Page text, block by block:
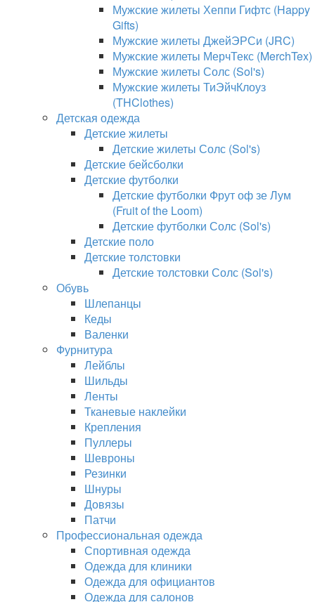
Мужские жилеты Хеппи Гифтс (Happy
Gifts)
Мужские жилеты ДжейЭРСи (JRC)
Мужские жилеты МерчТекс (MerchTex)
Мужские жилеты Солс (Sol's)
Мужские жилеты ТиЭйчКлоуз
(THClothes)
Детская одежда
Детские жилеты
Детские жилеты Солс (Sol's)
Детские бейсболки
Детские футболки
Детские футболки Фрут оф зе Лум
(Fruit of the Loom)
Детские футболки Солс (Sol's)
Детские поло
Детские толстовки
Детские толстовки Солс (Sol's)
Обувь
Шлепанцы
Кеды
Валенки
Фурнитура
Лейблы
Шильды
Ленты
Тканевые наклейки
Крепления
Пуллеры
Шевроны
Резинки
Шнуры
Довязы
Патчи
Профессиональная одежда
Спортивная одежда
Одежда для клиники
Одежда для официантов
Одежда для салонов